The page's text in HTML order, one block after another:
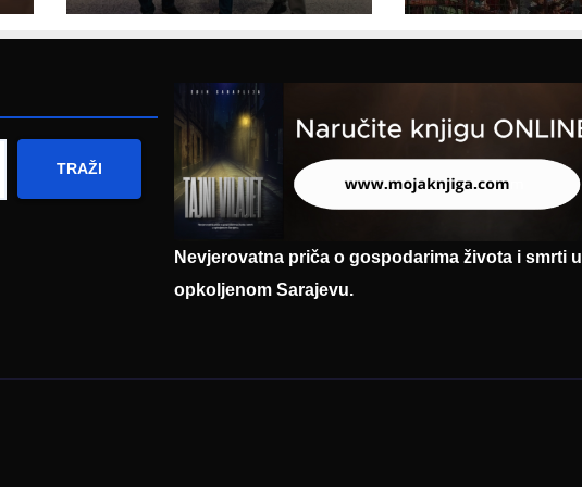
prezentaciji
Federalnog sajma
TRAŽI
Nevjerovatna priča o gospodarima života i smrti u
opkoljenom Sarajevu.